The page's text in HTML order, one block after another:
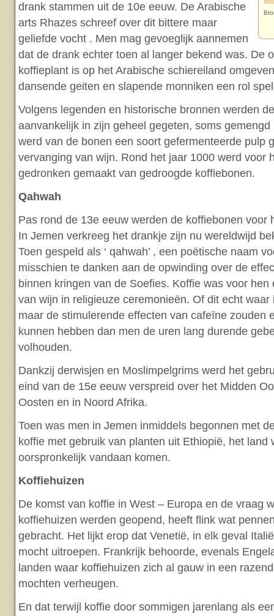
drank stammen uit de 10e eeuw. De Arabische
arts Rhazes schreef over dit bittere maar
geliefde vocht . Men mag gevoeglijk aannemen
dat de drank echter toen al langer bekend was. De
koffieplant is op het Arabische schiereiland
dansende geiten en slapende monniken een rol
Volgens legenden en historische bronnen werden
aanvankelijk in zijn geheel gegeten, soms
werd van de bonen een soort gefermenteerde pulp
vervanging van wijn. Rond het jaar 1000 werd voor
gedronken gemaakt van gedroogde koffiebonen.
Qahwah
Pas rond de 13e eeuw werden de koffiebonen voor
In Jemen verkreeg het drankje zijn nu wereldwijd
Toen gespeld als ‘ qahwah’ , een poëtische naam
misschien te danken aan de opwinding over de
binnen kringen van de Soefies. Koffie was voor hen
van wijn in religieuze ceremonieën. Of dit echt waar
maar de stimulerende effecten van cafeïne zouden
kunnen hebben dan men de uren lang durende
volhouden.
Dankzij derwisjen en Moslimpelgrims werd het
eind van de 15e eeuw verspreid over het Midden
Oosten en in Noord Afrika.
Toen was men in Jemen inmiddels begonnen met
koffie met gebruik van planten uit Ethiopië, het land
oorspronkelijk vandaan komen.
Koffiehuizen
De komst van koffie in West – Europa en de vraag
koffiehuizen werden geopend, heeft flink wat
gebracht. Het lijkt erop dat Venetië, in elk geval
mocht uitroepen. Frankrijk behoorde, evenals
landen waar koffiehuizen zich al gauw in een
mochten verheugen.
En dat terwijl koffie door sommigen jarenlang als